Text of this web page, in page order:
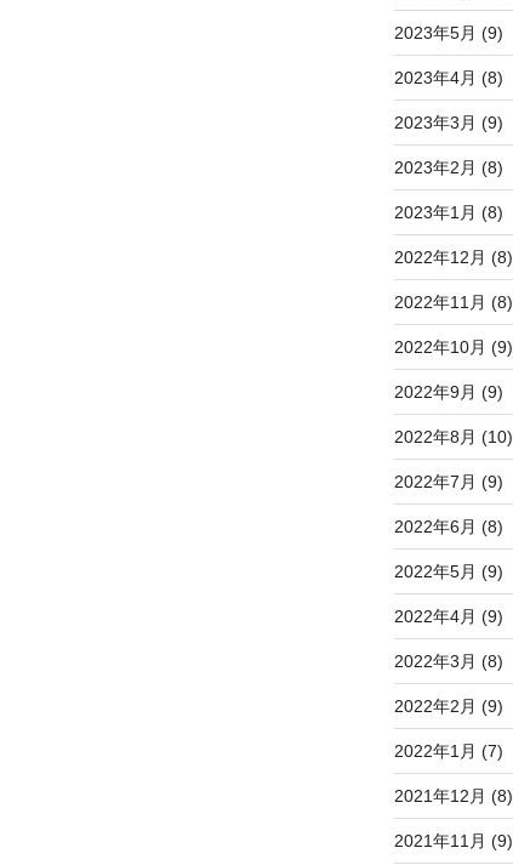
2023年5月 (9)
2023年4月 (8)
2023年3月 (9)
2023年2月 (8)
2023年1月 (8)
2022年12月 (8)
2022年11月 (8)
2022年10月 (9)
2022年9月 (9)
2022年8月 (10)
2022年7月 (9)
2022年6月 (8)
2022年5月 (9)
2022年4月 (9)
2022年3月 (8)
2022年2月 (9)
2022年1月 (7)
2021年12月 (8)
2021年11月 (9)